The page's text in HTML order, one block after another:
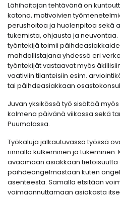
Lähihoitajan tehtävänä on
kotona, motivoivien
perushoitoa ja huolenpitoa sekä
tukemista, ohjausta ja
työntekijä toimii
mahdollistajana yhdessä eri
työntekijät vastaavat myös
vaativiin tilanteisiin esim.
tai päihdeasiakkaan
Juvan yksikössä työ sisältää
kolmena päivänä viikossa sekä
Puumalassa.
Työkaluja jalkautuvassa työssä
rinnalla kulkeminen ja tukeminen.
avaamaan asiakkaan tietoisuutta
päihdeongelmastaan kuten
asenteesta. Samalla etsitään
voimaannuttamaan asiakasta